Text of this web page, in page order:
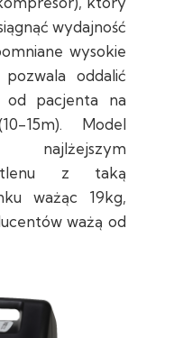
wydajność
wysokie
oddalić
od pacjenta na
15m). Model
tlenu z taką
ważąc 19kg,
ważą od